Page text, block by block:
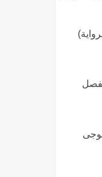
2 بقلم لوجى